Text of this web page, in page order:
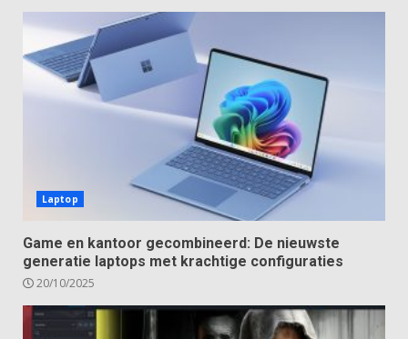
Laptop
Game en kantoor gecombineerd: De nieuwste
generatie laptops met krachtige configuraties
20/10/2025